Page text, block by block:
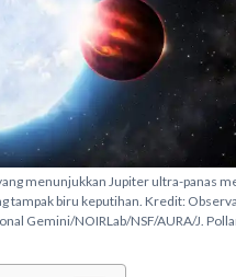
menunjukkan Jupiter ultra-panas
tampak biru keputihan. Kredit:
Gemini/NOIRLab/NSF/AURA/J.